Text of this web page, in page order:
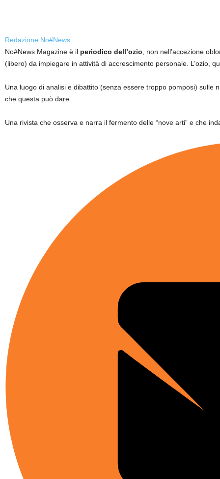
Redazione No#News
No#News Magazine è il periodico dell’ozio , non nell’accezione
(libero) da impiegare in attività di accrescimento personale. L’ozio,
Una luogo di analisi e dibattito (senza essere troppo pomposi)
che questa può dare.
Una rivista che osserva e narra il fermento delle “nove arti” e che